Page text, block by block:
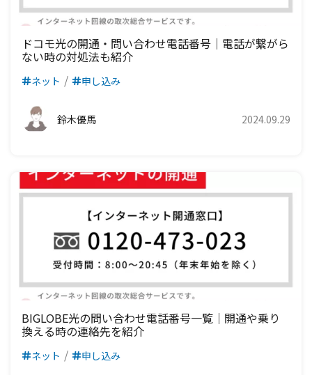
ドコモ光の開通・問い合わせ電話番号｜電話が繋がら
ない時の対処法も紹介
ネット 申し込み
鈴木優馬 2024.09.29
BIGLOBE光の問い合わせ電話番号一覧｜開通や乗り
換える時の連絡先を紹介
ネット 申し込み